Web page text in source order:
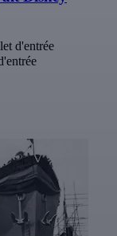
d'entrée